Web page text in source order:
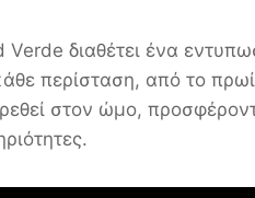
Verde διαθέτει ένα
περίσταση, από το
στον ώμο,